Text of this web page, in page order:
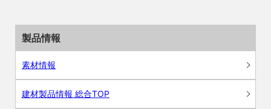
製品情報
素材情報
建材製品情報 総合TOP